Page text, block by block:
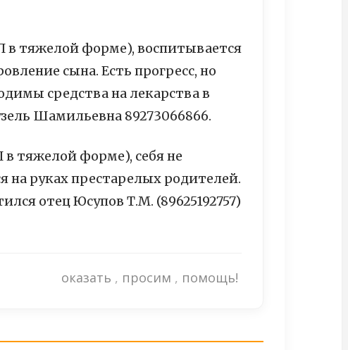
в тяжелой форме), воспитывается
сына. Есть прогресс, но
средства на лекарства в
Шамильевна 89273066866.
тяжелой форме), себя не
на руках престарелых родителей.
отец Юсупов Т.М. (89625192757)
оказать , просим , помощь!